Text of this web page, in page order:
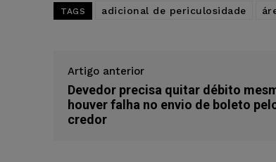
TAGS adicional de periculosidade
Artigo anterior
Devedor precisa quitar débito
houver falha no envio de boleto
credor